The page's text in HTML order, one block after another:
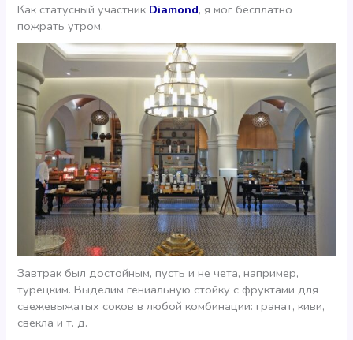
Как статусный участник Diamond, я мог бесплатно
пожрать утром.
Завтрак был достойным, пусть и не чета, например,
турецким. Выделим гениальную стойку с фруктами для
свежевыжатых соков в любой комбинации: гранат, киви,
свекла и т. д.